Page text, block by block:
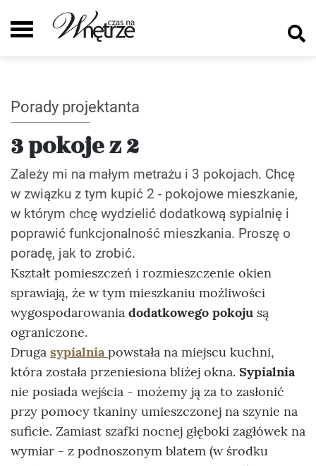
Porady projektanta
3 pokoje z 2
Zależy mi na małym metrażu i 3 pokojach. Chcę
w związku z tym kupić 2 - pokojowe mieszkanie,
w którym chcę wydzielić dodatkową sypialnię i
poprawić funkcjonalność mieszkania. Proszę o
poradę, jak to zrobić.
Kształt pomieszczeń i rozmieszczenie okien
sprawiają, że w tym mieszkaniu możliwości
wygospodarowania dodatkowego pokoju są
ograniczone.
Druga sypialniapowstała na miejscu kuchni,
która została przeniesiona bliżej okna. Sypialnia
nie posiada wejścia - możemy ją za to zasłonić
przy pomocy tkaniny umieszczonej na szynie na
suficie. Zamiast szafki nocnej głęboki zagłówek na
wymiar - z podnoszonym blatem (w środku